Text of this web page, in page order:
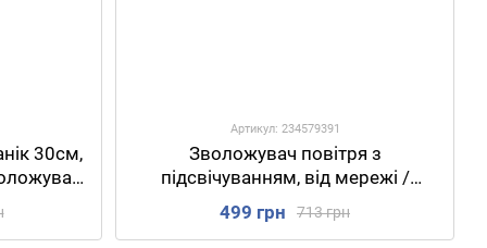
30см,
Артикул: 234579391
Зволожувач повітря з
підсвічуванням, від мережі /
Настільний електричний нічник /
Зволожувач нічник
713 грн
499 грн